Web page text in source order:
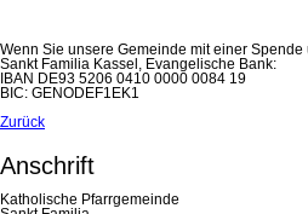
Wenn Sie unsere Gemeinde mit einer Spende
Sankt Familia Kassel, Evangelische Bank:
IBAN DE93 5206 0410 0000 0084 19
BIC: GENODEF1EK1
Zurück
Anschrift
Katholische Pfarrgemeinde